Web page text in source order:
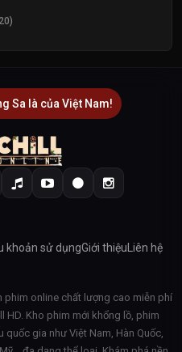
Sa là của Việt Nam!
khoản sử dụngGiới thiệu Liên hệ
phim online chất lượng cao miễn phí
HD. Kho phim mới khổng lồ, phim
gia như Việt Nam, Hàn Quốc,